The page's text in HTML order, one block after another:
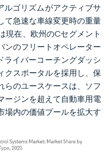
ルゴリズムがアクティブサ
て急速な車線変更時の重量
現在、欧州のCセグメント
ンのフリートオペレーター
ライバーコーチングダッシ
クスポータルを採用し、保
らのユースケースは、ソフ
ージンを超えて自動車用電
場内の価値プールを拡大す